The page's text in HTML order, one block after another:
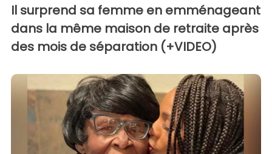
Il surprend sa femme en emménageant
dans la même maison de retraite après
des mois de séparation (+VIDEO)